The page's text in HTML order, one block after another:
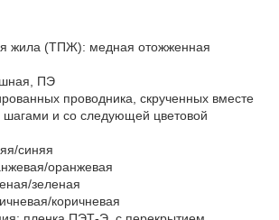
жила (ТПЖ): медная отожженная
ПЭ
проводника, скрученных вместе
шагами и со следующей цветовой
синяя
оранжевая
зеленая
коричневая